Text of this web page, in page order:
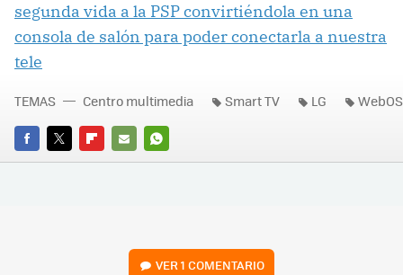
segunda vida a la PSP convirtiéndola en una
consola de salón para poder conectarla a nuestra
tele
FACEBOOK
TWITTERFLIPBOARD
E-
WHATSAPP
TEMAS Centro multimedia Smart TV LG WebOS
VER1 COMENTARIO